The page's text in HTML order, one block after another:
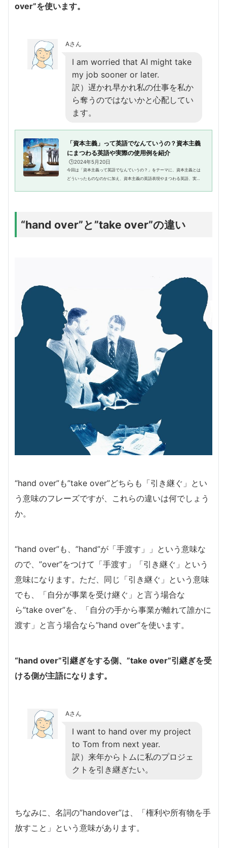
over”を使います。
Aさん
I am worried that AI might take
my job sooner or later.
訳）遅かれ早かれ私の仕事を私か
ら奪うのではないかと心配してい
ます。
「資本主義」って英語でなんていうの？資本主義
にまつわる英語や実際の使用例を紹介
🕒️2024年5月20日
今回は「資本主義って英語でなんていうの？」をテーマに、資本主義とは
どういったものなのかに加え、資本主義の英語表現やまつわる英語、実際
“hand over”と”take over”の違い
“hand over”も”take over”どちらも「引き継ぐ」とい
う意味のフレーズですが、これらの違いは何でしょう
か。
“hand over”も、”hand”が「手渡す」」という意味な
ので、”over”をつけて「手渡す」「引き継ぐ」という
意味になります。ただ、同じ「引き継ぐ」という意味
でも、「自分が事業を受け継ぐ」と言う場合な
ら”take over”を、「自分の手から事業が離れて誰かに
渡す」と言う場合なら”hand over”を使います。
“hand over”引継ぎをする側、”take over”引継ぎを受
ける側が主語になります。
Aさん
I want to hand over my project
to Tom from next year.
訳）来年からトムに私のプロジェ
クトを引き継ぎたい。
ちなみに、名詞の”handover”は、「権利や所有物を手
放すこと」という意味があります。